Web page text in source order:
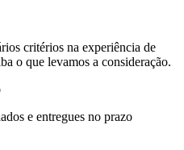
critérios na experiência de
o que levamos a consideração.
e entregues no prazo